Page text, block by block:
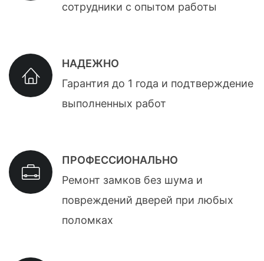
сотрудники с опытом работы
НАДЕЖНО
Гарантия до 1 года и подтверждение
выполненных работ
ПРОФЕССИОНАЛЬНО
Ремонт замков без шума и
повреждений дверей при любых
поломках